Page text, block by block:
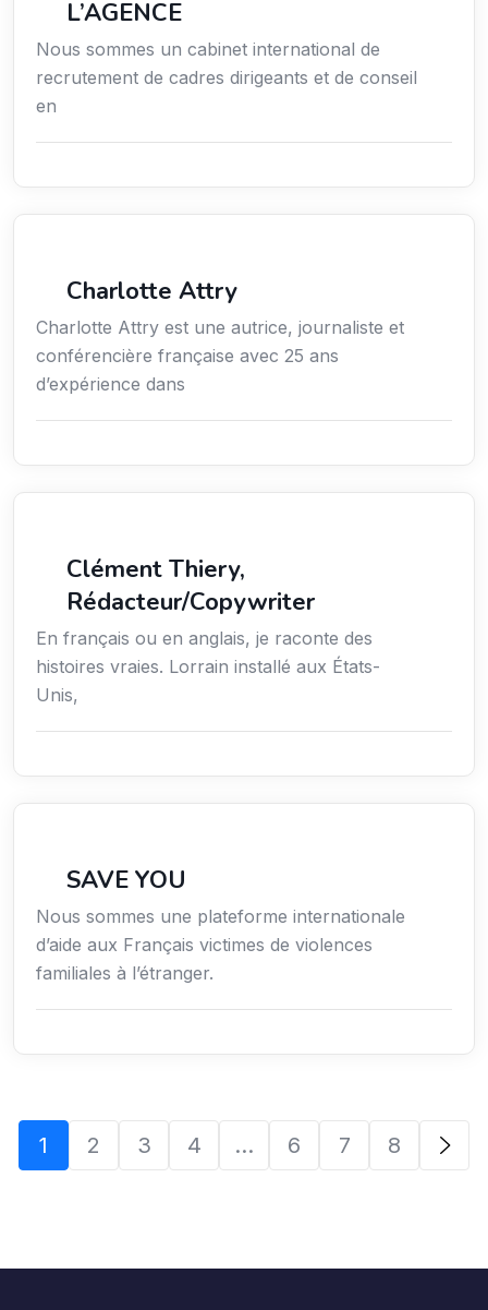
L’AGENCE
Nous sommes un cabinet international de
recrutement de cadres dirigeants et de conseil
en
Charlotte Attry
Charlotte Attry est une autrice, journaliste et
conférencière française avec 25 ans
d’expérience dans
Clément Thiery,
Rédacteur/Copywriter
En français ou en anglais, je raconte des
histoires vraies. Lorrain installé aux États-
Unis,
SAVE YOU
Nous sommes une plateforme internationale
d’aide aux Français victimes de violences
familiales à l’étranger.
1 2 3 4 … 6 7 8